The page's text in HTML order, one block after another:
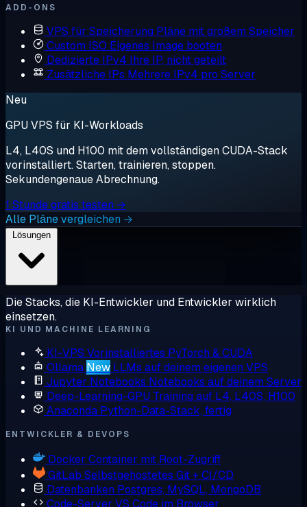
ADD-ONS
VPS für Speicherung Pläne mit großem Speicher
Custom ISO Eigenes Image booten
Dedizierte IPv4 Ihre IP, nicht geteilt
Zusätzliche IPs Mehrere IPv4 pro Server
Neu
GPU VPS für KI-Workloads
L4, L40S und H100 mit dem vollständigen CUDA-Stack
vorinstalliert. Starten, trainieren, stoppen.
Sekundengenaue Abrechnung.
1 Stunde gratis testen →
Alle Pläne vergleichen →
Die Stacks, die KI-Entwickler und Entwickler wirklich
einsetzen.
KI UND MACHINE LEARNING
KI-VPS Vorinstalliertes PyTorch & CUDA
Ollama New LLMs auf deinem eigenen VPS
Jupyter Notebooks Notebooks auf deinem Server
Deep-Learning-GPU Training auf L4, L40S, H100
Anaconda Python-Data-Stack, fertig
ENTWICKLER & DEVOPS
Docker Container mit Root-Zugriff
GitLab Selbstgehostetes Git + CI/CD
Datenbanken Postgres, MySQL, MongoDB
Code-Server VS Code im Browser